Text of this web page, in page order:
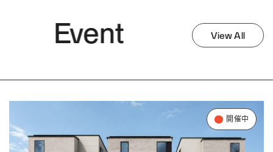
Event View All
開催中